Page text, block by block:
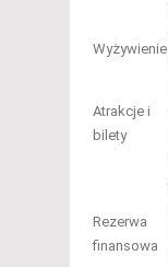
Wyżywienie
Atrakcje i
bilety
Rezerwa
finansowa